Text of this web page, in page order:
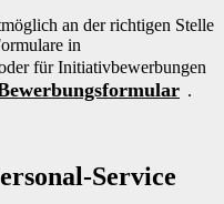
an der rich­ti­gen Stel­le
in
für In­itia­tiv­be­wer­bun­gen
.
Service